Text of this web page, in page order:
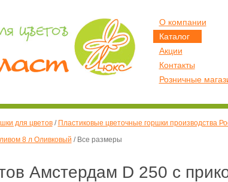
для цветов/ Пластиковые цветочные горшки производства
8 л Оливковый / Все размеры
Амстердам D 250 с
О компании
Каталог
Акции
Контакты
Розничные